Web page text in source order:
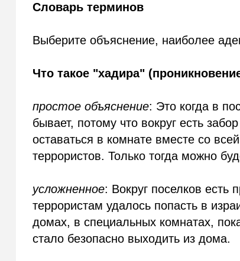
Словарь терминов
Выберите объяснение, наиболее
Что такое "хадира"
простое объяснение: Это когда в
бывает, потому что вокруг есть
оставаться в комнате вместе со
террористов. Только тогда можно
усложненное: Вокруг поселков есть
террористам удалось попасть в
домах, в специальных комнатах,
стало безопасно выходить из дома.